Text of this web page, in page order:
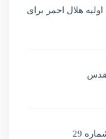
هلال احمر برای
29